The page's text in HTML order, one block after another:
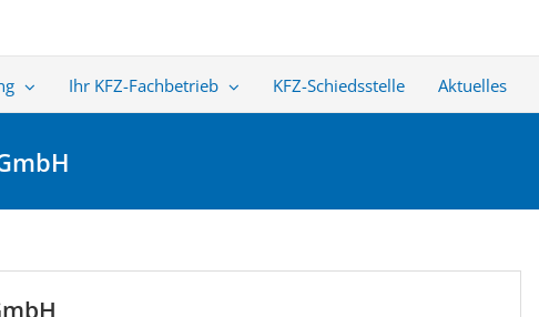
Ihr KFZ-Fachbetrieb KFZ-Schiedsstelle Aktuelles